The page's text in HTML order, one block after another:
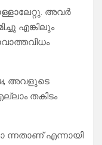
അവർ
എങ്കിലും
അവളുടെ
തകിടം
ന്നതാണ് എന്നായി